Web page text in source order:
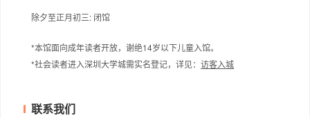
除夕至正月初三: 闭馆
*本馆面向成年读者开放，谢绝14岁以下儿童入馆。
*社会读者进入深圳大学城需实名登记，详见：访客入城
联系我们